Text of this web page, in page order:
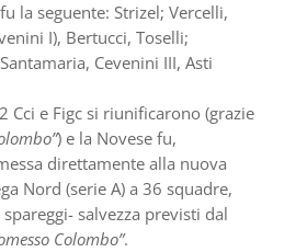
la seguente: Strizel; Vercelli,
I), Bertucci, Toselli;
Cevenini III, Asti
Cci e Figc si riunificarono (grazie
) e la Novese fu,
direttamente alla nuova
Nord (serie A) a 36 squadre,
salvezza previsti dal
Colombo”.